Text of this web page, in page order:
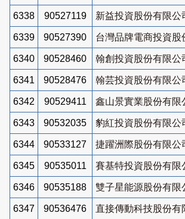
6338 90527119 新益投資股份有限公
6339 90527390 台灣品牌電商投資股
6340 90528460 翰創投資股份有限公
6341 90528476 翰芸投資股份有限公
6342 90529411 鑫山景實業股份有限
6343 90532035 豹紅投資股份有限公
6344 90533127 捷躍洲際股份有限公
6345 90535011 賽基特投資股份有限
6346 90535188 雙子星能源股份有限
6347 90536476 直接傳動科技股份有